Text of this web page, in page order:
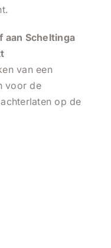
aan Scheltinga
van een
voor de
op de